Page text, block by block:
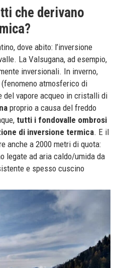
che derivano
dove abito: l’inversione
La Valsugana, ad esempio,
inversionali. In inverno,
(fenomeno atmosferico di
del vapore acqueo in cristalli di
proprio a causa del freddo
tutti i fondovalle ombrosi
di inversione termica. E il
anche a 2000 metri di quota:
legate ad aria caldo/umida da
e spesso cuscino